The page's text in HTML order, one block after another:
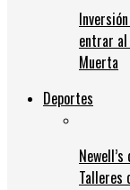
entrar al
Muerta
Deportes
Talleres